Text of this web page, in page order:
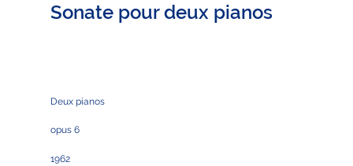
Sonate pour deux pianos
Deux pianos
opus 6
1962